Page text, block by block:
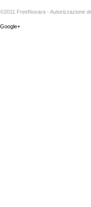
©2011 FreeNovara - Autorizzazione
Google+